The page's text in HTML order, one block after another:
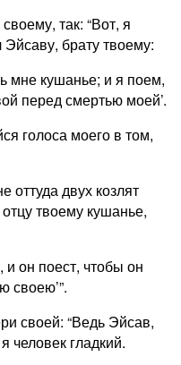
так: “Вот, я
брату твоему:
мне кушанье; и я поем,
перед смертью моей’.
голоса моего в том,
оттуда двух козлят
твоему кушанье,
он поест, чтобы он
своею’”.
своей: “Ведь Эйсав,
человек гладкий.